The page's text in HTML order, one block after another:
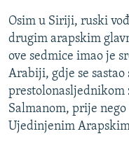
Osim u Siriji, ruski
drugim arapskim
ove sedmice imao je
Arabiji, gdje se sastao
prestolonasljednikom
Salmanom, prije nego
Ujedinjenim